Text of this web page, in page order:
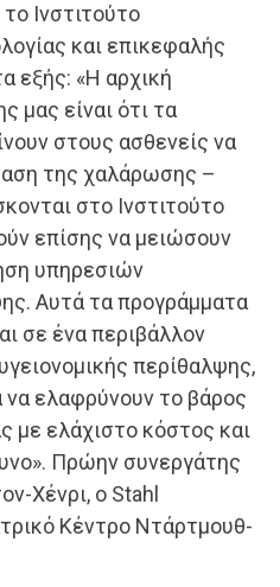
Ινστιτούτο
και επικεφαλής
εξής: «Η αρχική
μας είναι ότι τα
στους ασθενείς να
της χαλάρωσης –
στο Ινστιτούτο
επίσης να μειώσουν
υπηρεσιών
Αυτά τα προγράμματα
σε ένα περιβάλλον
περίθαλψης,
ελαφρύνουν το βάρος
με ελάχιστο κόστος και
Πρώην συνεργάτης
Χένρι, ο Stahl
Κέντρο Ντάρτμουθ-